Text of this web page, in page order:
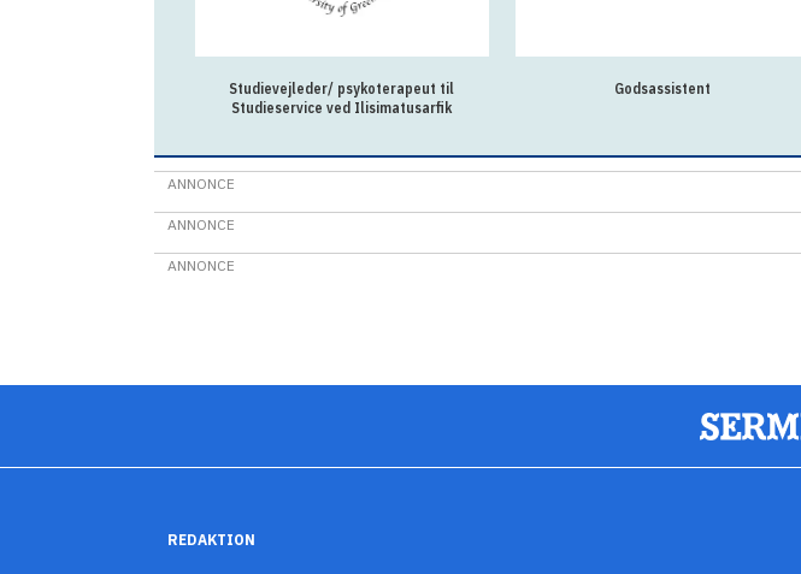
Studievejleder/ psykoterapeut til
Studieservice ved Ilisimatusarfik
Godsassistent
ANNONCE
ANNONCE
ANNONCE
REDAKTION